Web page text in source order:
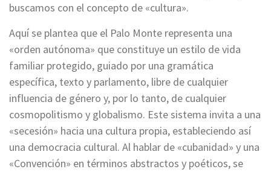
buscamos con el concepto de «cultura».
Aquí se plantea que el Palo Monte representa una
«orden autónoma» que constituye un estilo de vida
familiar protegido, guiado por una gramática
específica, texto y parlamento, libre de cualquier
influencia de género y, por lo tanto, de cualquier
cosmopolitismo y globalismo. Este sistema invita a una
«secesión» hacia una cultura propia, estableciendo así
una democracia cultural. Al hablar de «cubanidad» y una
«Convención» en términos abstractos y poéticos, se